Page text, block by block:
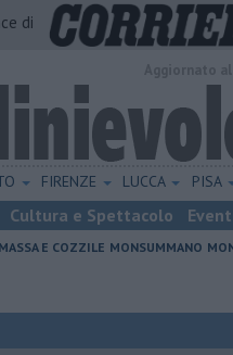
di
FIRENZE LUCCA PISA
Cultura e Spettacolo
MASSA E COZZILE MONSUMMANO